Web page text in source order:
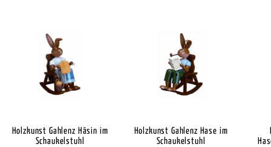
Holzkunst Gahlenz Häsin im
Schaukelstuhl
Holzkunst Gahlenz Hase im
Schaukelstuhl